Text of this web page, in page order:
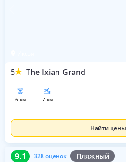
5 The Ixian Grand
6 км 7 км
Найти цены
9.1 328 оценок Пляжный
9.1 328 оценок